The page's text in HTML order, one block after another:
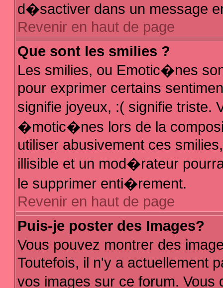
d�sactiver dans un message
Revenir en haut de page
Que sont les smilies ?
Les smilies, ou Emotic�nes
pour exprimer certains
signifie joyeux, :( signifie triste.
�motic�nes lors de la
utiliser abusivement ces
illisible et un mod�rateur
le supprimer enti�rement.
Revenir en haut de page
Puis-je poster des Images?
Vous pouvez montrer des
Toutefois, il n'y a actuellement
vos images sur ce forum.